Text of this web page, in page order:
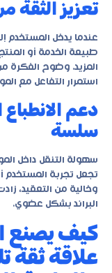
تعزيز الثقة
عندما يدخل المستخدم
طبيعة الخدمة أو
المزيد. وضوح الفكرة
استمرار التفاعل مع
دعم
سلسة
سهولة التنقل داخل
تجعل تجربة المستخدم
وخالية من التعقيد،
البراند بشكل عضوي.
كيف يصنع
علاقة ثقة